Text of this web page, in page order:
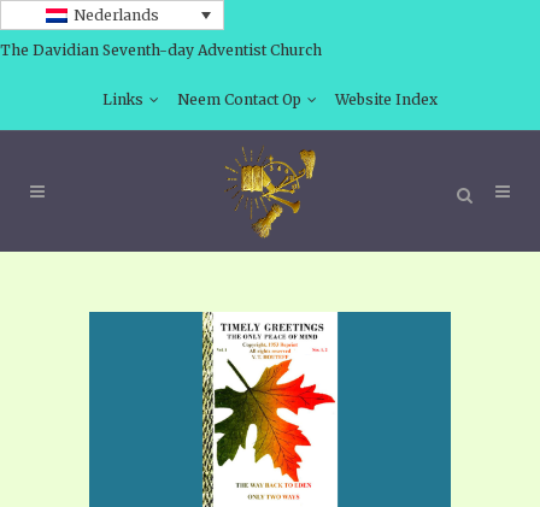
Nederlands
The Davidian Seventh-day Adventist Church
Links Neem Contact Op Website Index